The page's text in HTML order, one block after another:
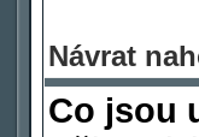
Návrat
Co jsou